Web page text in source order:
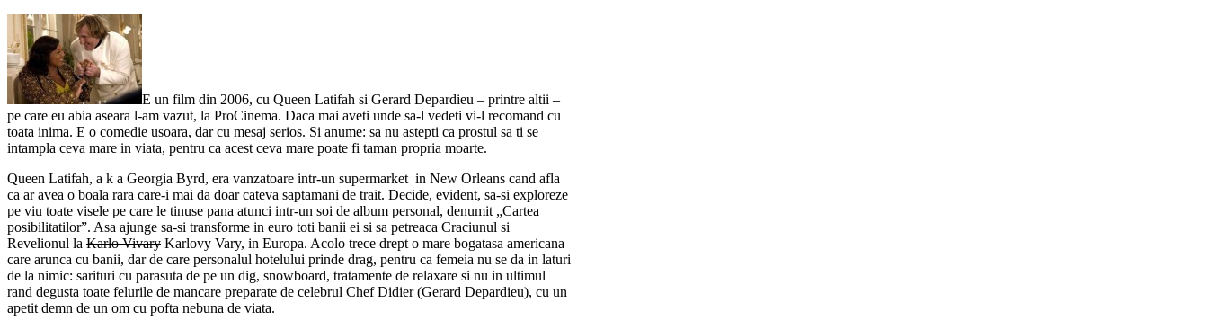
E un film din 2006, cu Queen Latifah si Gerard Depardieu – printre altii –
pe care eu abia aseara l-am vazut, la ProCinema. Daca mai aveti unde sa-l vedeti vi-l recomand cu
toata inima. E o comedie usoara, dar cu mesaj serios. Si anume: sa nu astepti ca prostul sa ti se
intampla ceva mare in viata, pentru ca acest ceva mare poate fi taman propria moarte.
Queen Latifah, a k a Georgia Byrd, era vanzatoare intr-un supermarket in New Orleans cand afla
ca ar avea o boala rara care-i mai da doar cateva saptamani de trait. Decide, evident, sa-si exploreze
pe viu toate visele pe care le tinuse pana atunci intr-un soi de album personal, denumit „Cartea
posibilitatilor”. Asa ajunge sa-si transforme in euro toti banii ei si sa petreaca Craciunul si
Revelionul la Karlo Vivary Karlovy Vary, in Europa. Acolo trece drept o mare bogatasa americana
care arunca cu banii, dar de care personalul hotelului prinde drag, pentru ca femeia nu se da in laturi
de la nimic: sarituri cu parasuta de pe un dig, snowboard, tratamente de relaxare si nu in ultimul
rand degusta toate felurile de mancare preparate de celebrul Chef Didier (Gerard Depardieu), cu un
apetit demn de un om cu pofta nebuna de viata.